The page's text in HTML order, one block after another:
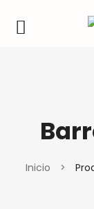
Inicio >